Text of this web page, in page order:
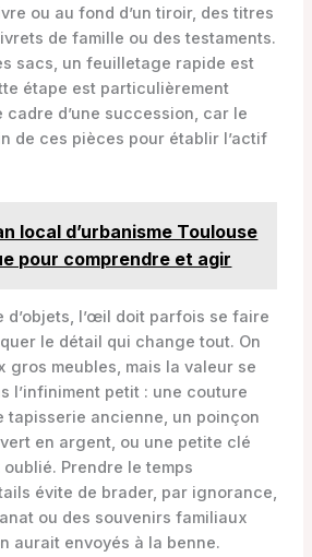
ou au fond d’un tiroir, des titres
de famille ou des testaments.
sacs, un feuilletage rapide est
étape est particulièrement
cadre d’une succession, car le
de ces pièces pour établir l’actif
local d’urbanisme Toulouse
pour comprendre et agir
d’objets, l’œil doit parfois se faire
le détail qui change tout. On
gros meubles, mais la valeur se
l’infiniment petit : une couture
tapisserie ancienne, un poinçon
en argent, ou une petite clé
Prendre le temps
évite de brader, par ignorance,
ou des souvenirs familiaux
aurait envoyés à la benne.